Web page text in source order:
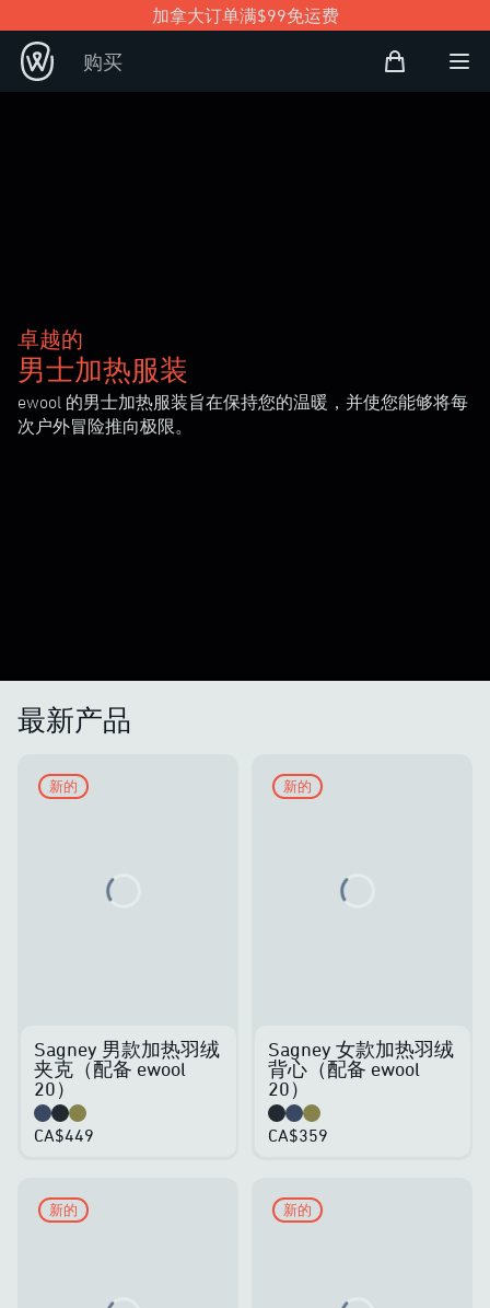
加拿大订单满$99免运费
购买 购物袋Open
打
卓越的
男士加热服装
ewool 的男士加热服装旨在保持您的温暖，并使您能够将每
次户外冒险推向极限。
最新产品
新的
Sagney 男款加热羽绒
夹克（配备 ewool
20）
CA$449
新的
Sagney 女款加热羽绒
背心（配备 ewool
20）
CA$359
新的 新的